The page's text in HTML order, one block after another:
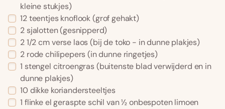
kleine stukjes)
12 teentjes knoflook(grof gehakt)
2 sjalotten(gesnipperd)
2 1/2 cmverse laos(bij de toko - in dunne plakjes)
2 rode chilipepers(in dunne ringetjes)
1 stengel citroengras(buitenste blad verwijderd en in
dunne plakjes)
10 dikke koriandersteeltjes
1 flinke el geraspte schil van ½ onbespoten limoen